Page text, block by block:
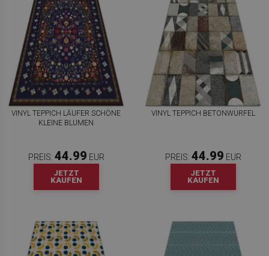
VINYL TEPPICH LÄUFER SCHÖNE
KLEINE BLUMEN
PREIS: 44.99 EUR
JETZT
KAUFEN
VINYL TEPPICH BETONWÜRFEL
PREIS: 44.99 EUR
JETZT
KAUFEN